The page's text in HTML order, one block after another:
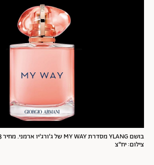
צילום: יח"צ